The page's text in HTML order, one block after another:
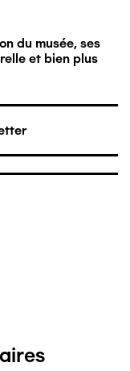
du musée, ses
et bien plus